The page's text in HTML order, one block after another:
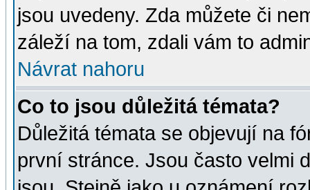
jsou uvedeny. Zda můžete či
záleží na tom, zdali vám to
Návrat nahoru
Co to jsou důležitá témata?
Důležitá témata se objevují na
první stránce. Jsou často velmi